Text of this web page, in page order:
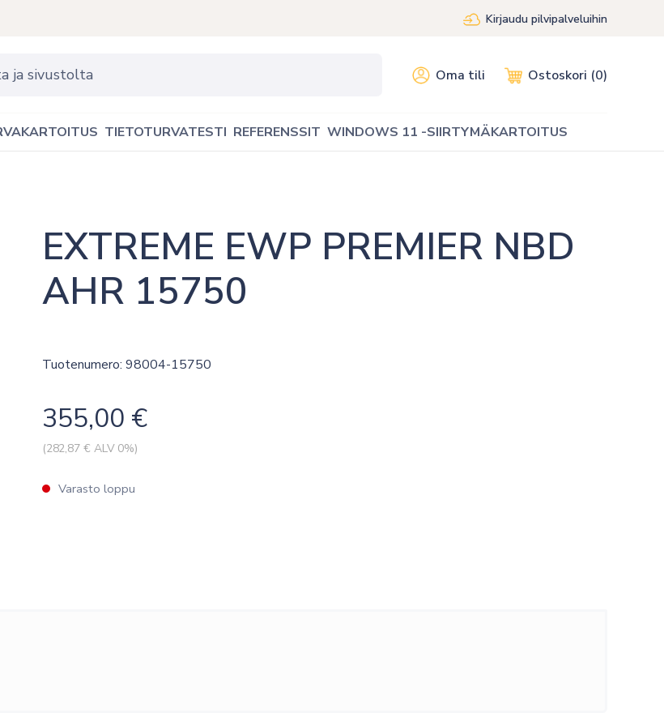
Kirjaudu pilvipalveluihin
Oma tili Ostoskori (0)
TIETOTURVATESTI REFERENSSIT WINDOWS 11 -SIIRTYMÄKARTOITUS
EXTREME EWP PREMIER NBD
AHR 15750
Tuotenumero: 98004-15750
355,00 €
(282,87 € ALV 0%)
Varasto loppu